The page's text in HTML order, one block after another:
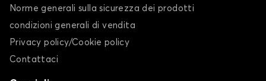
Norme generali sulla sicurezza dei prodotti
condizioni generali di vendita
Privacy policy/Cookie policy
Contattaci